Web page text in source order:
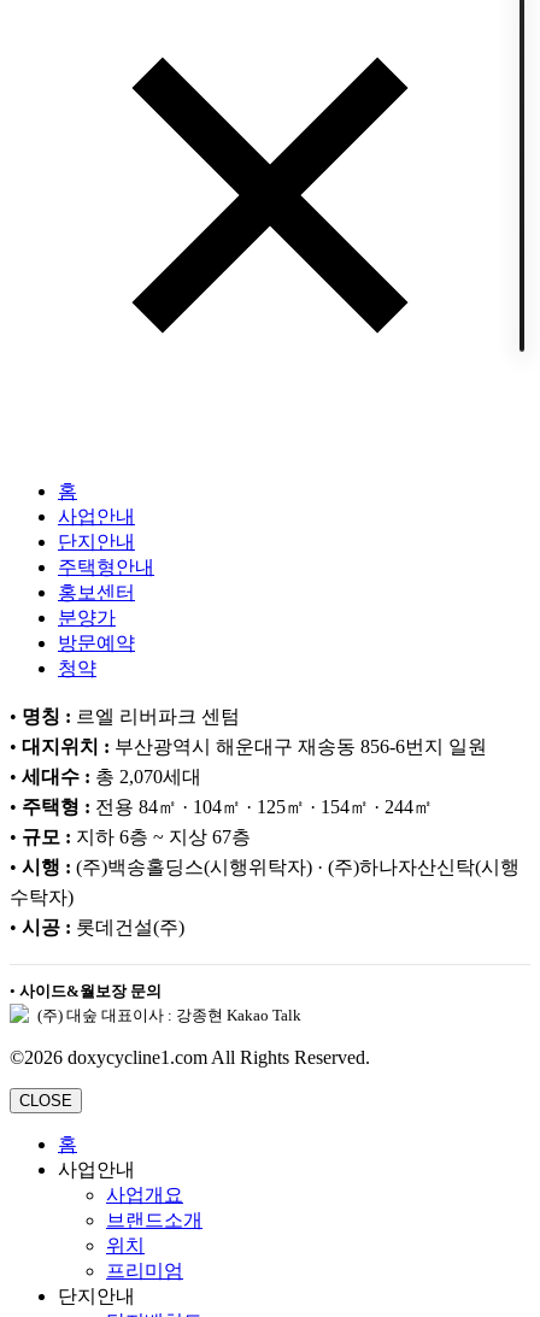
홈
사업안내
단지안내
주택형안내
홍보센터
분양가
방문예약
청약
• 명칭 : 르엘 리버파크 센텀
• 대지위치 : 부산광역시 해운대구 재송동 856-6번지 일원
• 세대수 : 총 2,070세대
• 주택형 : 전용 84㎡ · 104㎡ · 125㎡ · 154㎡ · 244㎡
• 규모 : 지하 6층 ~ 지상 67층
• 시행 : (주)백송홀딩스(시행위탁자) · (주)하나자산신탁(시행
수탁자)
• 시공 : 롯데건설(주)
• 사이드&월보장 문의
(주) 대숲 대표이사 : 강종현 Kakao Talk
©2026 doxycycline1.com All Rights Reserved.
CLOSE
홈
사업안내
사업개요
브랜드소개
위치
프리미엄
단지안내